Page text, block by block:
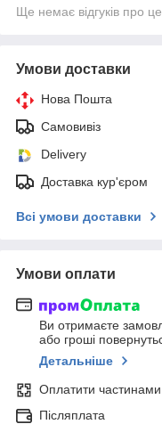
Ще немає відгуків про
Умови доставки
Нова Пошта
Самовивіз
Delivery
Доставка кур'єром
Всі умови доставки
Умови оплати
Ви отримаєте
або гроші
Детальніше
Оплатити частинами
Післяплата